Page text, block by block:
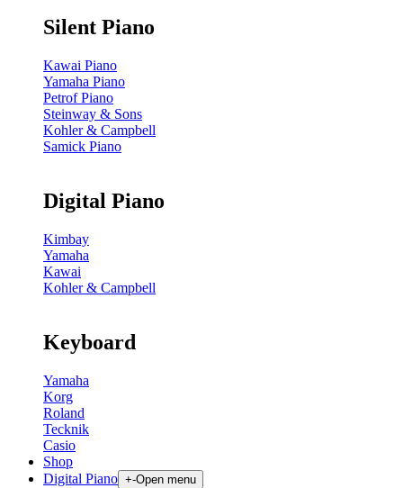
Silent Piano
Kawai Piano
Yamaha Piano
Petrof Piano
Steinway & Sons
Kohler & Campbell
Samick Piano
Digital Piano
Kimbay
Yamaha
Kawai
Kohler & Campbell
Keyboard
Yamaha
Korg
Roland
Tecknik
Casio
Shop
Digital Piano +-Open menu